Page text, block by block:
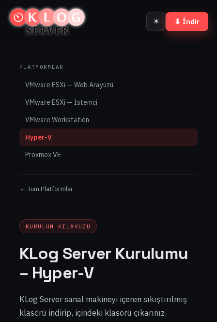
☀ ⬇ İndir
PLATFORMLAR
VMware ESXi — Web Arayüzü
VMware ESXi — İstemci
VMware Workstation
Hyper-V
Proxmox VE
← Tüm Platformlar
KURULUM KILAVUZU
KLog Server Kurulumu
– Hyper-V
KLog Server sanal makineyi içeren sıkıştırılmış
klasörü indirip, içindeki klasörü çıkarınız.